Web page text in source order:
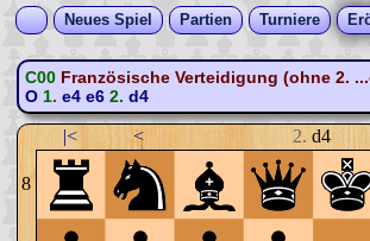
Neues Spiel Partien Turniere
C00 Französische Verteidigung (ohne 2.
O1. e4 e62. d4
|< < 2. d4
8